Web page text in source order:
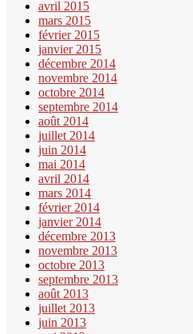
avril 2015
mars 2015
février 2015
janvier 2015
décembre 2014
novembre 2014
octobre 2014
septembre 2014
août 2014
juillet 2014
juin 2014
mai 2014
avril 2014
mars 2014
février 2014
janvier 2014
décembre 2013
novembre 2013
octobre 2013
septembre 2013
août 2013
juillet 2013
juin 2013